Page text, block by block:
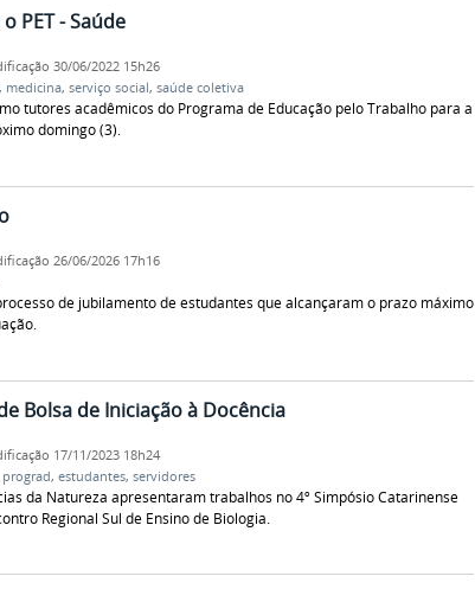
PET - Saúde
30/06/2022 15h26
medicina, serviço social, saúde coletiva
tutores acadêmicos do Programa de Educação pelo Trabalho para a
domingo (3).
26/06/2026 17h16
de jubilamento de estudantes que alcançaram o prazo máximo
Bolsa de Iniciação à Docência
17/11/2023 18h24
prograd, estudantes, servidores
da Natureza apresentaram trabalhos no 4º Simpósio Catarinense
Regional Sul de Ensino de Biologia.